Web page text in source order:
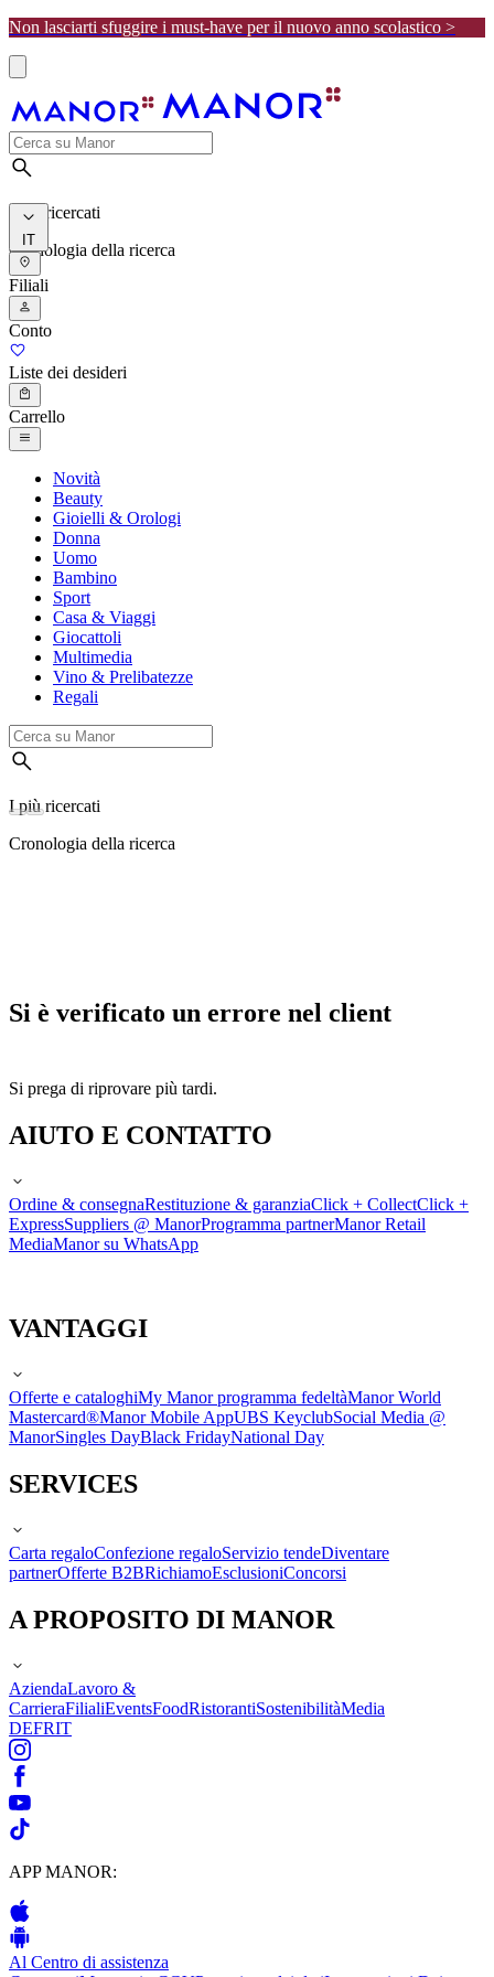
Non lasciarti sfuggire i must-have per il nuovo anno scolastico >
I più ricercati
Cronologia della ricerca
IT
Filiali
Conto
Liste dei desideri
Carrello
Novità
Beauty
Gioielli & Orologi
Donna
Uomo
Bambino
Sport
Casa & Viaggi
Giocattoli
Multimedia
Vino & Prelibatezze
Regali
I più ricercati
Cronologia della ricerca
Si è verificato un errore nel client
Si prega di riprovare più tardi.
AIUTO E CONTATTO
Ordine & consegnaRestituzione & garanziaClick + CollectClick +
ExpressSuppliers @ ManorProgramma partnerManor Retail
MediaManor su WhatsApp
VANTAGGI
Offerte e cataloghiMy Manor programma fedeltàManor World
Mastercard®Manor Mobile AppUBS KeyclubSocial Media @
ManorSingles DayBlack FridayNational Day
SERVICES
Carta regaloConfezione regaloServizio tendeDiventare
partnerOfferte B2BRichiamoEsclusioniConcorsi
A PROPOSITO DI MANOR
AziendaLavoro &
CarrieraFilialiEventsFoodRistorantiSostenibilitàMedia
DEFRIT
APP MANOR:
Al Centro di assistenza